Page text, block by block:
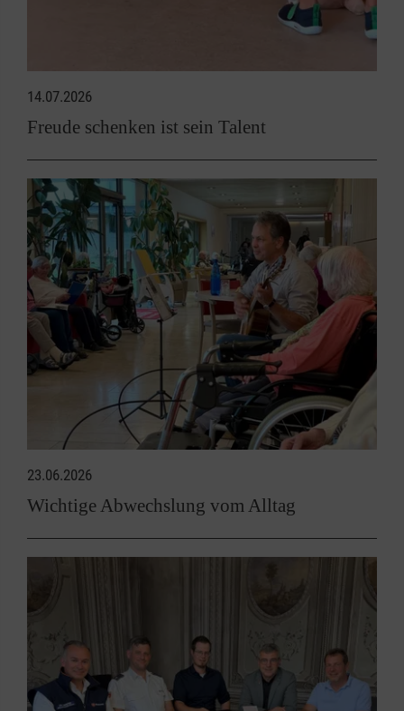
14.07.2026
Freude schenken ist sein Talent
23.06.2026
Wichtige Abwechslung vom Alltag